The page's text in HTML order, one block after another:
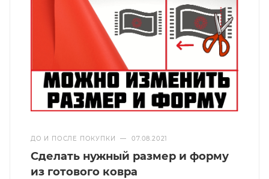
ДО И ПОСЛЕ ПОКУПКИ — 07.08.2021
Сделать нужный размер и форму
из готового ковра